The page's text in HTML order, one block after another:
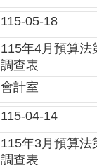
115-05-18
115年4月預算法
調查表
會計室
115-04-14
115年3月預算法
調查表